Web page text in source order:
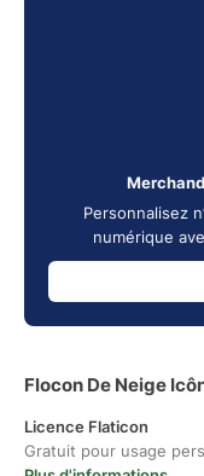
Personnalisez
numérique
Flocon De Neige
Licence Flaticon
Gratuit pour usage